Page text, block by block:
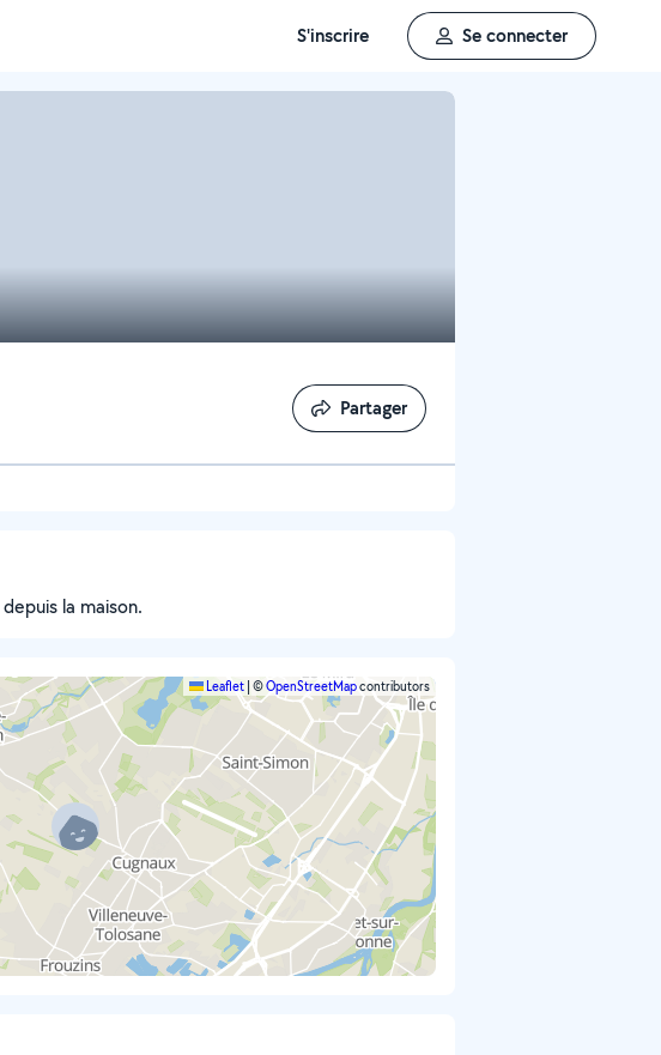
S'inscrire Se connecter
Partager
Partager
la maison.
Leaflet ©OpenStreetMapcontributors